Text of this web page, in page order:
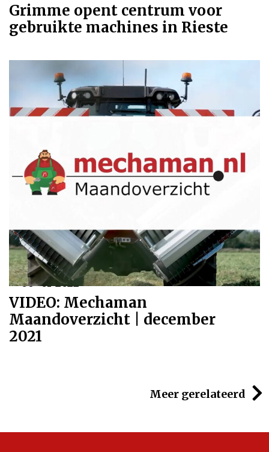
Grimme opent centrum voor
gebruikte machines in Rieste
06-01-2022
VIDEO: Mechaman
Maandoverzicht | december
2021
Meer gerelateerd